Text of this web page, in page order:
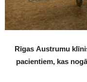
Rīgas Austrumu
pacientiem, kas